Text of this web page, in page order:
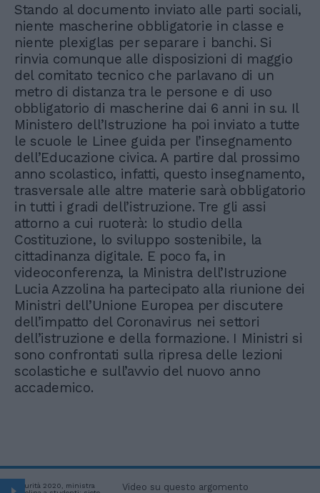
Stando al documento inviato alle parti sociali,
niente mascherine obbligatorie in classe e
niente plexiglas per separare i banchi. Si
rinvia comunque alle disposizioni di maggio
del comitato tecnico che parlavano di un
metro di distanza tra le persone e di uso
obbligatorio di mascherine dai 6 anni in su. Il
Ministero dell’Istruzione ha poi inviato a tutte
le scuole le Linee guida per l’insegnamento
dell’Educazione civica. A partire dal prossimo
anno scolastico, infatti, questo insegnamento,
trasversale alle altre materie sarà obbligatorio
in tutti i gradi dell’istruzione. Tre gli assi
attorno a cui ruoterà: lo studio della
Costituzione, lo sviluppo sostenibile, la
cittadinanza digitale. E poco fa, in
videoconferenza, la Ministra dell’Istruzione
Lucia Azzolina ha partecipato alla riunione dei
Ministri dell’Unione Europea per discutere
dell’impatto del Coronavirus nei settori
dell’istruzione e della formazione. I Ministri si
sono confrontati sulla ripresa delle lezioni
scolastiche e sull’avvio del nuovo anno
accademico.
Video su questo argomento